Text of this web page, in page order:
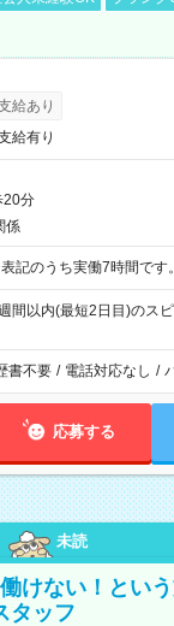
給あり
給有り
20分
係
～17:00 ※表記のうち実働7時間です。
間以内(最短2日目)のス
書不要 / 電話対応なし /
応募する
未読
けない！とい
タッフ